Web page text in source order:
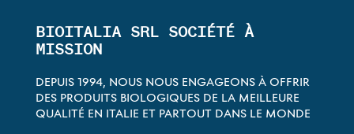
BIOITALIA SRL SOCIÉTÉ À
MISSION
DEPUIS 1994, NOUS NOUS ENGAGEONS À OFFRIR
DES PRODUITS BIOLOGIQUES DE LA MEILLEURE
QUALITÉ EN ITALIE ET PARTOUT DANS LE MONDE